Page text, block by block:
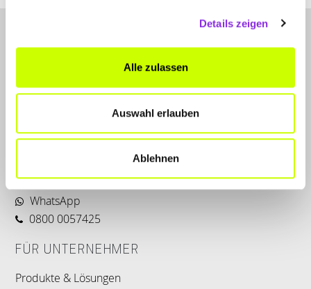
Details zeigen
Alle zulassen
Auswahl erlauben
Ablehnen
LET'S CONNECT
SERVICE
WhatsApp
0800 0057425
FÜR UNTERNEHMER
Produkte & Lösungen